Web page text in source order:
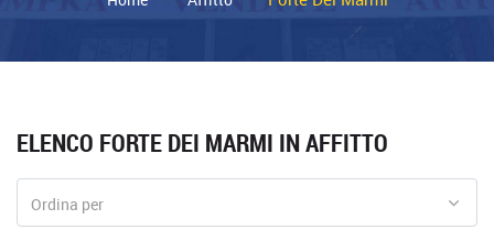
ELENCO FORTE DEI MARMI IN AFFITTO
Ordina per